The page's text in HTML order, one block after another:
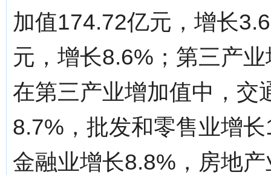
加值174.72亿元，增长
元，增长8.6%；第三产
在第三产业增加值中，交
8.7%，批发和零售业增
金融业增长8.8%，房地